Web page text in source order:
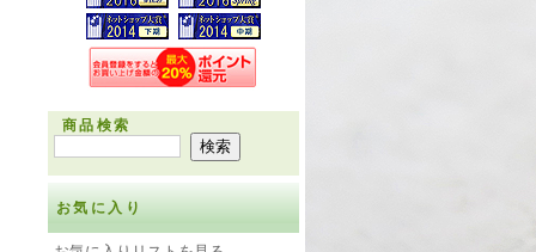
商品検索
お気に入り